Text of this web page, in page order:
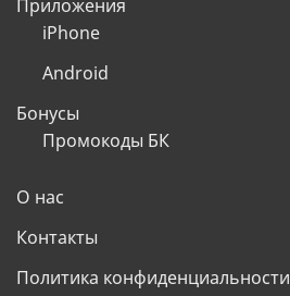
Приложения
iPhone
Android
Бонусы
Промокоды БК
О нас
Контакты
Политика конфиденциальности